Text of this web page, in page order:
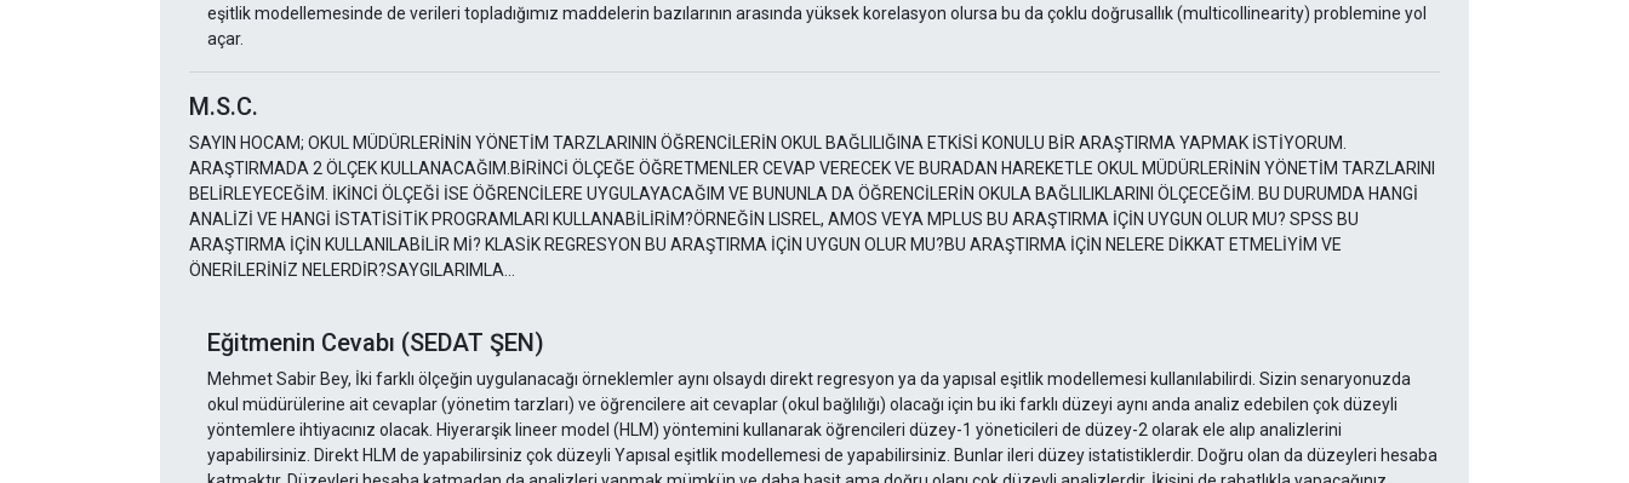
eşitlik modellemesinde de verileri topladığımız maddelerin bazılarının arasında yüksek korelasyon olursa bu da çoklu doğrusallık (multicollinearity) problemine yol
açar.
M.S.C.
SAYIN HOCAM; OKUL MÜDÜRLERİNİN YÖNETİM TARZLARININ ÖĞRENCİLERİN OKUL BAĞLILIĞINA ETKİSİ KONULU BİR ARAŞTIRMA YAPMAK İSTİYORUM.
ARAŞTIRMADA 2 ÖLÇEK KULLANACAĞIM.BİRİNCİ ÖLÇEĞE ÖĞRETMENLER CEVAP VERECEK VE BURADAN HAREKETLE OKUL MÜDÜRLERİNİN YÖNETİM TARZLARINI
BELİRLEYECEĞİM. İKİNCİ ÖLÇEĞİ İSE ÖĞRENCİLERE UYGULAYACAĞIM VE BUNUNLA DA ÖĞRENCİLERİN OKULA BAĞLILIKLARINI ÖLÇECEĞİM. BU DURUMDA HANGİ
ANALİZİ VE HANGİ İSTATİSİTİK PROGRAMLARI KULLANABİLİRİM?ÖRNEĞİN LISREL, AMOS VEYA MPLUS BU ARAŞTIRMA İÇİN UYGUN OLUR MU? SPSS BU
ARAŞTIRMA İÇİN KULLANILABİLİR Mİ? KLASİK REGRESYON BU ARAŞTIRMA İÇİN UYGUN OLUR MU?BU ARAŞTIRMA İÇİN NELERE DİKKAT ETMELİYİM VE
ÖNERİLERİNİZ NELERDİR?SAYGILARIMLA...
Eğitmenin Cevabı (SEDAT ŞEN)
Mehmet Sabir Bey, İki farklı ölçeğin uygulanacağı örneklemler aynı olsaydı direkt regresyon ya da yapısal eşitlik modellemesi kullanılabilirdi. Sizin senaryonuzda
okul müdürülerine ait cevaplar (yönetim tarzları) ve öğrencilere ait cevaplar (okul bağlılığı) olacağı için bu iki farklı düzeyi aynı anda analiz edebilen çok düzeyli
yöntemlere ihtiyacınız olacak. Hiyerarşik lineer model (HLM) yöntemini kullanarak öğrencileri düzey-1 yöneticileri de düzey-2 olarak ele alıp analizlerini
yapabilirsiniz. Direkt HLM de yapabilirsiniz çok düzeyli Yapısal eşitlik modellemesi de yapabilirsiniz. Bunlar ileri düzey istatistiklerdir. Doğru olan da düzeyleri hesaba